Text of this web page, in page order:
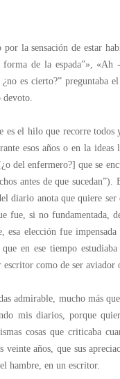
la sensación de estar
de la espada”», «Ah
es cierto?” preguntaba
es el hilo que recorre
esos años o en la ideas
del enfermero?] que se
antes de que
diario anota que quiere
fue, si no fundamentada,
elección fue impensada
en ese tiempo
como de ser aviador
admirable, mucho más
mis diarios, porque
cosas que criticaba
años, que sus
hambre, en un escritor.